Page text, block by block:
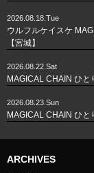
2026.08.18.Tue
ウルフルケイスケ
【宮城】
2026.08.22.Sat
MAGICAL CHAIN ひと
2026.08.23.Sun
MAGICAL CHAIN ひと
ARCHIVES